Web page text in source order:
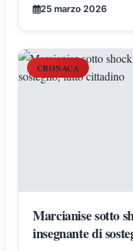
25 marzo 2026
CRONACA
Marcianise sotto
insegnante di